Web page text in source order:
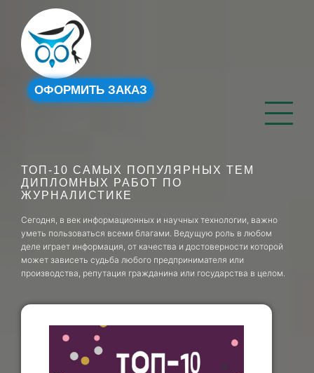
ОФОРМИТЬ ЗАКАЗ
ТОП-10 САМЫХ ПОПУЛЯРНЫХ ТЕМ
ДИПЛОМНЫХ РАБОТ ПО
ЖУРНАЛИСТИКЕ
Сегодня, в век информационных и научных технологии, важно
уметь пользоваться всеми благами. Ведущую роль в любом
деле играет информация, от качества и достоверности которой
может зависеть судьба любого предпринимателя или
производства, репутация гражданина или государства в целом.